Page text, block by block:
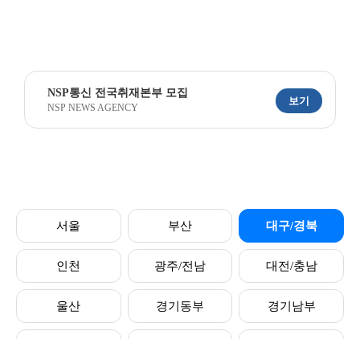
NSP통신 전국취재본부 모집
NSP NEWS AGENCY
보기
서울 부산 대구/경북
인천 광주/전남 대전/충남
울산 경기동부 경기남부